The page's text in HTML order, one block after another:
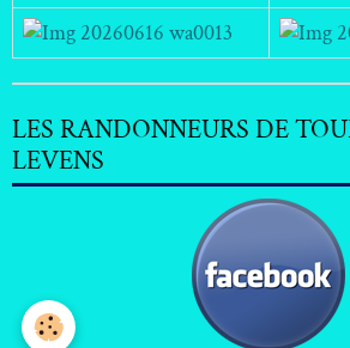
LES RANDONNEURS DE
LEVENS